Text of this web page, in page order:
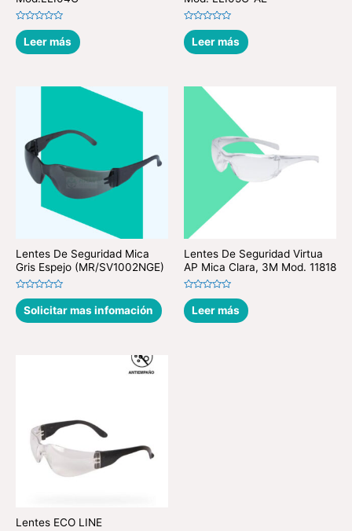
Valorado
en
0
de
Leer más
Valorado
en
0
de
Leer más
Lentes De Seguridad Mica
Gris Espejo (MR/SV1002NGE)
Valorado
en
0
de
Solicitar mas infomación
Lentes De Seguridad Virtua
AP Mica Clara, 3M Mod. 11818
Valorado
en
0
de
Leer más
Lentes ECO LINE